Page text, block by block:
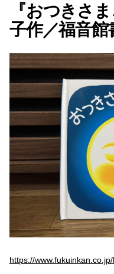
『おつきさ
子作／福音館
https://